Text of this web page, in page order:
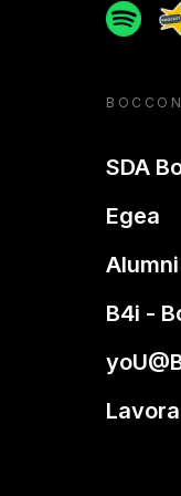
Spotify
SDA
Egea
Alumni
B4i -